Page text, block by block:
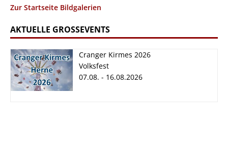
Zur Startseite Bildgalerien
AKTUELLE GROSSEVENTS
Cranger Kirmes 2026
Volksfest
07.08. - 16.08.2026